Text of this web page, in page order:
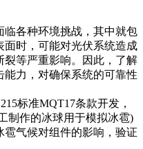
各种环境挑战，其中就包
时，可能对光伏系统造成
裂等严重影响。因此，了解
力，对确保系统的可靠性
标准MQT17条款开发，
制作的冰球用于模拟冰雹)
气候对组件的影响，验证